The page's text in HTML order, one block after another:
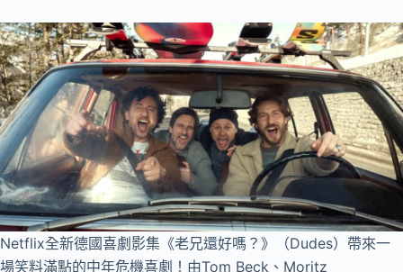
Netflix全新德國喜劇影集《老兄還好嗎？》（Dudes）帶來一
場笑料滿點的中年危機喜劇！由Tom Beck、Moritz